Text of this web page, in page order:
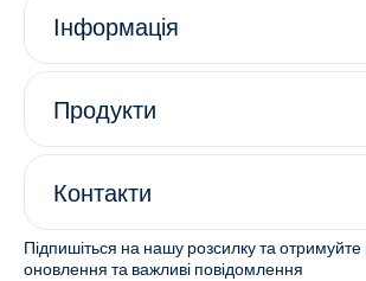
Інформація
Продукти
Контакти
Підпишіться на нашу розсилку та
оновлення та важливі повідомлення